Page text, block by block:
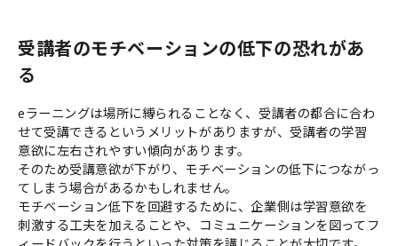
受講者のモチベーションの低下の恐れがあ
る
eラーニングは場所に縛られることなく、受講者の都合に合わ
せて受講できるというメリットがありますが、受講者の学習
意欲に左右されやすい傾向があります。
そのため受講意欲が下がり、モチベーションの低下につながっ
てしまう場合があるかもしれません。
モチベーション低下を回避するために、企業側は学習意欲を
刺激する工夫を加えることや、コミュニケーションを図ってフ